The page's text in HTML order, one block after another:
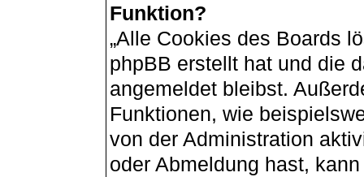
Funktion?
„Alle Cookies des Boards
phpBB erstellt hat und die
angemeldet bleibst.
Funktionen, wie
von der Administration
oder Abmeldung hast,